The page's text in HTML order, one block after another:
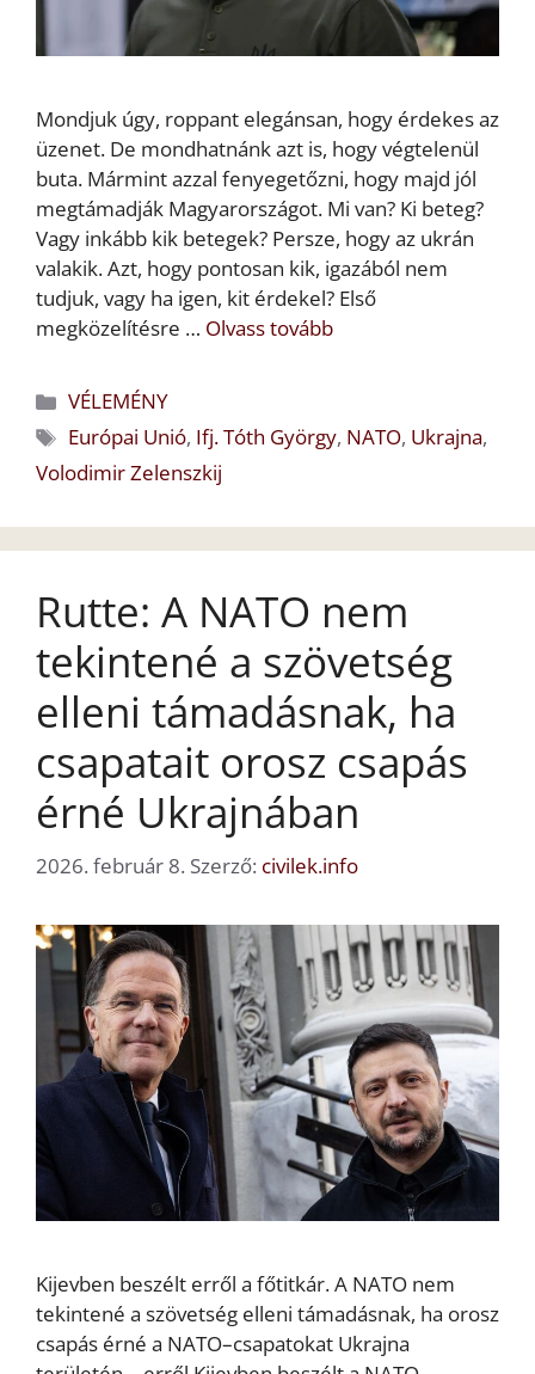
Mondjuk úgy, roppant elegánsan, hogy érdekes az
üzenet. De mondhatnánk azt is, hogy végtelenül
buta. Mármint azzal fenyegetőzni, hogy majd jól
megtámadják Magyarországot. Mi van? Ki beteg?
Vagy inkább kik betegek? Persze, hogy az ukrán
valakik. Azt, hogy pontosan kik, igazából nem
tudjuk, vagy ha igen, kit érdekel? Első
megközelítésre … Olvass tovább
Kategória
VÉLEMÉNY
Címkék
Európai Unió, Ifj. Tóth György, NATO, Ukrajna,
Volodimir Zelenszkij
Rutte: A NATO nem
tekintené a szövetség
elleni támadásnak, ha
csapatait orosz csapás
érné Ukrajnában
2026. február 8. Szerző: civilek.info
Kijevben beszélt erről a főtitkár. A NATO nem
tekintené a szövetség elleni támadásnak, ha orosz
csapás érné a NATO–csapatokat Ukrajna